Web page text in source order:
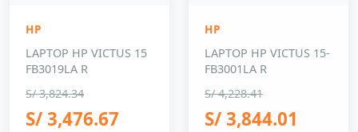
HP
LAPTOP HP VICTUS 15
FB3019LA R
S/ 3,824.34
S/ 3,476.67
HP
LAPTOP HP VICTUS 15-
FB3001LA R
S/ 4,228.41
S/ 3,844.01